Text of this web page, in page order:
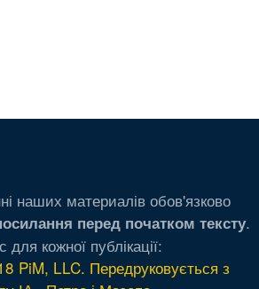
наших материалів обов'язково
перед початком тексту.
для кожної публікації:
PiM, LLC. Передруковується з